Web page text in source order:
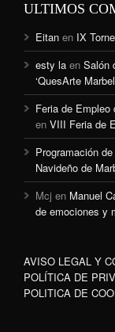
ULTIMOS
Eitan en IX
esty la en Salón
‘QuesArte
Feria de Empleo
en VIII Feria de
Programación
Navideño de
Mcj en Manuel
de emociones y
AVISO LEGAL Y
POLÍTICA DE
POLITICA DE